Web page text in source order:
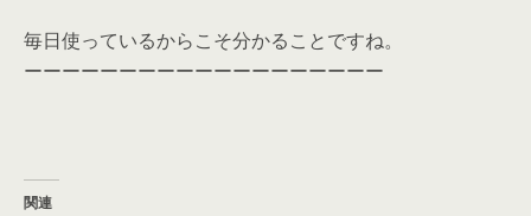
毎日使っているからこそ分かることですね。
ーーーーーーーーーーーーーーーーーーー
関連